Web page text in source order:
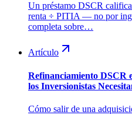
Un préstamo DSCR
renta ÷ PITIA — no por
completa sobre…
Artículo
Refinanciamiento DSCR
los Inversionistas
Cómo salir de una